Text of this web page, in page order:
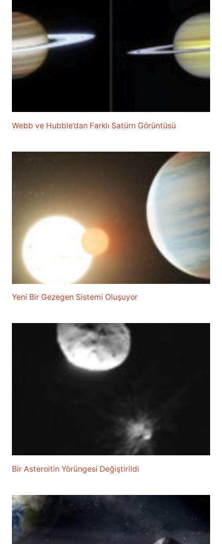
Webb ve Hubble’dan Farklı Satürn Görüntüsü
Yeni Bir Gezegen Sistemi Oluşuyor
Bir Asteroitin Yörüngesi Değiştirildi